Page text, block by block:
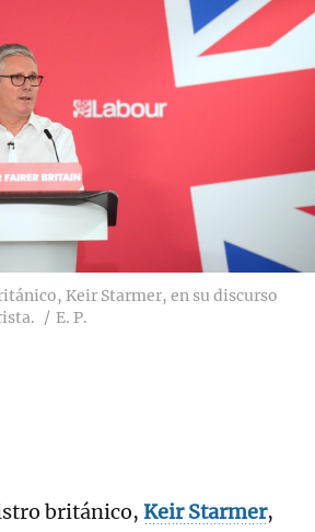
Keir Starmer, en su discurso
E. P.
británico, Keir Starmer,